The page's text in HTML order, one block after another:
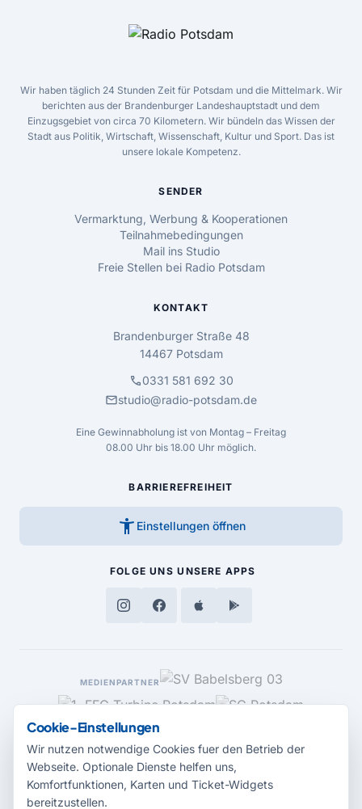
Wir haben täglich 24 Stunden Zeit für Potsdam und die Mittelmark. Wir
berichten aus der Brandenburger Landeshauptstadt und dem
Einzugsgebiet von circa 70 Kilometern. Wir bündeln das Wissen der
Stadt aus Politik, Wirtschaft, Wissenschaft, Kultur und Sport. Das ist
unsere lokale Kompetenz.
SENDER
Vermarktung, Werbung & Kooperationen
Teilnahmebedingungen
Mail ins Studio
Freie Stellen bei Radio Potsdam
KONTAKT
Brandenburger Straße 48
14467 Potsdam
call0331 581 692 30
mailstudio@radio-potsdam.de
Eine Gewinnabholung ist von Montag – Freitag
08.00 Uhr bis 18.00 Uhr möglich.
BARRIEREFREIHEIT
accessibility_new Einstellungen öffnen
FOLGE UNS UNSERE APPS
MEDIENPARTNER
Cookie-Einstellungen
Wir nutzen notwendige Cookies fuer den Betrieb der
Webseite. Optionale Dienste helfen uns,
Komfortfunktionen, Karten und Ticket-Widgets
bereitzustellen.